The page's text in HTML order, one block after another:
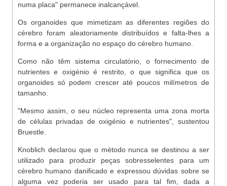
numa placa" permanece inalcançável.
Os organoides que mimetizam as diferentes regiões do
cérebro foram aleatoriamente distribuídos e falta-lhes a
forma e a organização no espaço do cérebro humano.
Como não têm sistema circulatório, o fornecimento de
nutrientes e oxigénio é restrito, o que significa que os
organoides só podem crescer até poucos milímetros de
tamanho.
"Mesmo assim, o seu núcleo representa uma zona morta
de células privadas de oxigénio e nutrientes", sustentou
Bruestle.
Knoblich declarou que o método nunca se destinou a ser
utilizado para produzir peças sobresselentes para um
cérebro humano danificado e expressou dúvidas sobre se
alguma vez poderia ser usado para tal fim, dada a